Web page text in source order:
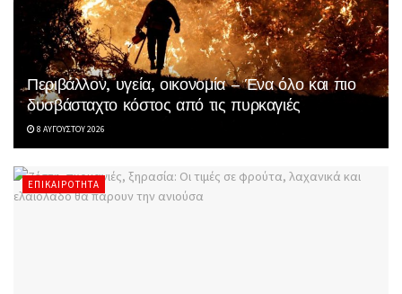
Περιβάλλον, υγεία, οικονομία – Ένα όλο και πιο
δυσβάσταχτο κόστος από τις πυρκαγιές
8 ΑΥΓΟΎΣΤΟΥ 2026
ΕΠΙΚΑΙΡΌΤΗΤΑ